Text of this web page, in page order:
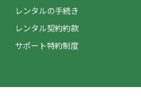
レンタルの手続き
レンタル契約約款
サポート特約制度